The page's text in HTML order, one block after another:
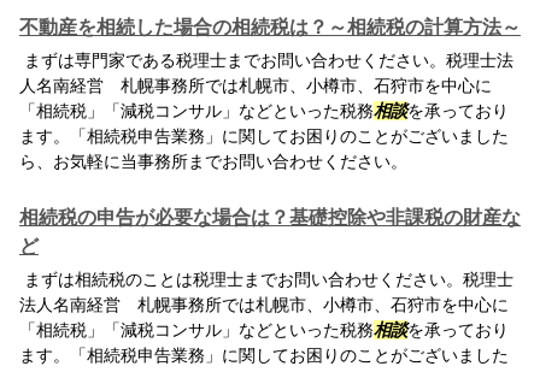
不動産を相続した場合の相続税は？～相続税の計算方法～
まずは専門家である税理士までお問い合わせください。税理士法
人名南経営 札幌事務所では札幌市、小樽市、石狩市を中心に
「相続税」「減税コンサル」などといった税務相談を承っており
ます。「相続税申告業務」に関してお困りのことがございました
ら、お気軽に当事務所までお問い合わせください。
相続税の申告が必要な場合は？基礎控除や非課税の財産な
ど
まずは相続税のことは税理士までお問い合わせください。税理士
法人名南経営 札幌事務所では札幌市、小樽市、石狩市を中心に
「相続税」「減税コンサル」などといった税務相談を承っており
ます。「相続税申告業務」に関してお困りのことがございました